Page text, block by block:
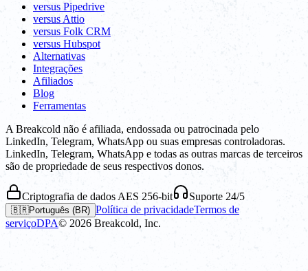
versus Pipedrive
versus Attio
versus Folk CRM
versus Hubspot
Alternativas
Integrações
Afiliados
Blog
Ferramentas
A Breakcold não é afiliada, endossada ou patrocinada pelo
LinkedIn, Telegram, WhatsApp ou suas empresas controladoras.
LinkedIn, Telegram, WhatsApp e todas as outras marcas de terceiros
são de propriedade de seus respectivos donos.
Criptografia de dados AES 256-bit Suporte 24/5
🇧🇷Português (BR) Política de privacidadeTermos de
serviçoDPA© 2026 Breakcold, Inc.